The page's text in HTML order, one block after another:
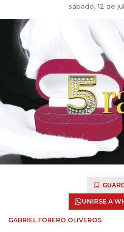
sábado, 12 de
UNIRSE A
GABRIEL FORERO OLIVEROS